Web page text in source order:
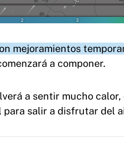
mejoramientos
a componer.
a sentir mucho
para salir a disfrutar del